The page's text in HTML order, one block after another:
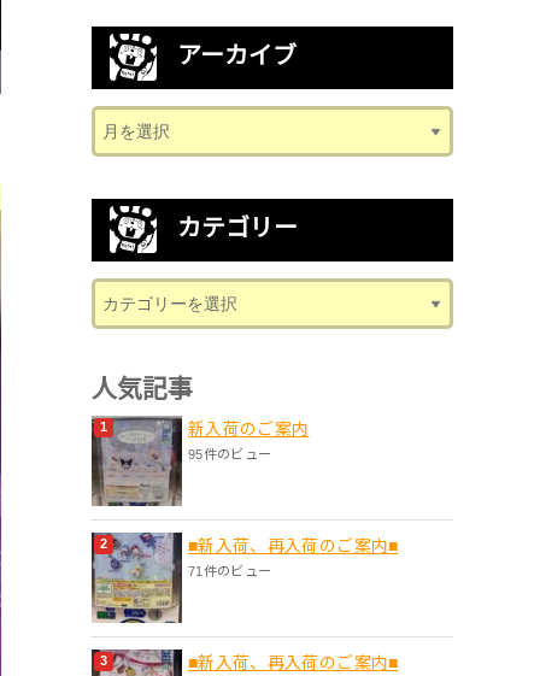
アーカイブ
カテゴリー
人気記事
新入荷のご案内
95件のビュー
■新入荷、再入荷のご案内■
71件のビュー
■新入荷、再入荷のご案内■